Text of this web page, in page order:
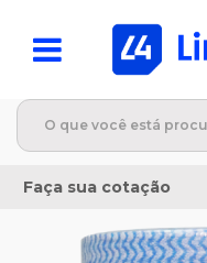
Faça sua cotação